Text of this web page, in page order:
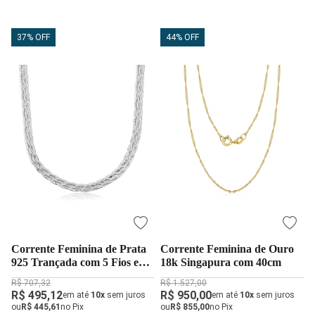
37% OFF
Corrente Feminina de Prata
925 Trançada com 5 Fios e
40cm
R$ 707,32
R$ 495,12em até 10x sem juros
ouR$ 445,61no Pix
44% OFF
Corrente Feminina de Ouro
18k Singapura com 40cm
R$ 1.527,00
R$ 950,00em até 10x sem juros
ouR$ 855,00no Pix